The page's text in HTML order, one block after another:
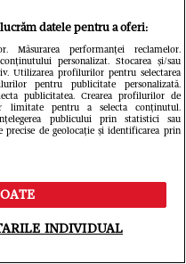
ei o roagă să
evenimente.
critică: „Dacă
afectează și pe
datele pentru a oferi:
Măsurarea performanței reclamelor.
personalizat. Stocarea și/sau
Utilizarea profilurilor pentru selectarea
pentru publicitate personalizată.
publicitatea. Crearea profilurilor de
limitate pentru a selecta conținutul.
publicului prin statistici sau
de geolocație și identificarea prin
INDIVIDUAL